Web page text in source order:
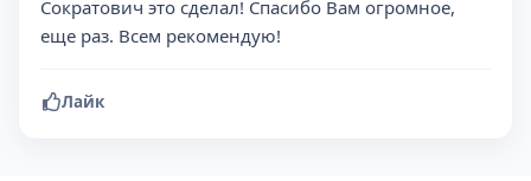
Сократович это сделал! Спасибо Вам огромное,
еще раз. Всем рекомендую!
Лайк